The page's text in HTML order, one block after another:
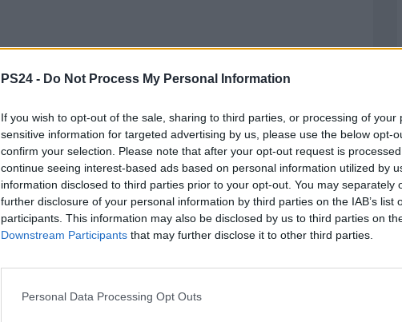
PS24 - Do Not Process My Personal Information
If you wish to opt-out of the sale, sharing to third parties, or processing of your
sensitive information for targeted advertising by us, please use the below opt-
confirm your selection. Please note that after your opt-out request is
continue seeing interest-based ads based on personal information utilized by
information disclosed to third parties prior to your opt-out. You may separately
further disclosure of your personal information by third parties on the IAB’s list
participants. This information may also be disclosed by us to third parties on
Downstream Participants that may further disclose it to other third parties.
Personal Data Processing Opt Outs